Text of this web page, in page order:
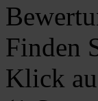
Finden
Klick